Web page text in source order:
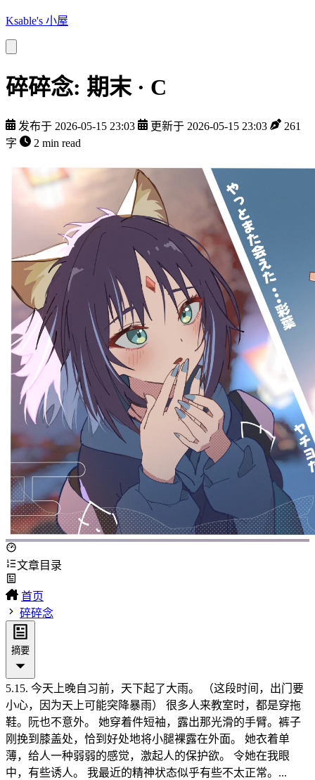
Ksable's 小屋
碎碎念: 期末 · C
发布于 2026-05-15 23:03 更新于 2026-05-15 23:03
261
字
2 min read
文章目录
首页
碎碎念
摘要
5.15. 今天上晚自习前，天下起了大雨。 （这段时间，出门要
小心，因为天上可能突降暴雨） 很多人来教室时，都是穿拖
鞋。阮也不意外。 她穿着件短袖，露出那光滑的手臂。裤子
刚挽到膝盖处，恰到好处地将小腿裸露在外面。 她衣着单
薄，给人一种弱弱的感觉，激起人的保护欲。 令她在我眼
中，有些诱人。 我最近的精神状态似乎有些不太正常。...